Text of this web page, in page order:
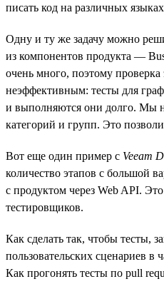
писать код на различных
Одну и ту же задачу можно
из компонентов продукта —
очень много, поэтому
неэффективным: тесты для
и выполняются они долго. Мы
категорий и групп. Это
Вот еще один пример с Veeam
количество этапов c большой
с продуктом через Web API.
тестировщиков.
Как сделать так, чтобы тесты,
пользовательских сценариев в
Как прогонять тесты по pull